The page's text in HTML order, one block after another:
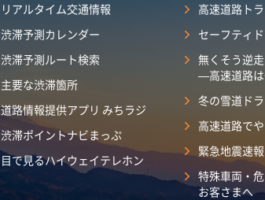
リアルタイム交通情報
渋滞予測カレンダー
渋滞予測ルート検索
主要な渋滞箇所
道路情報提供アプリ みちラジ
渋滞ポイントナビまっぷ
目で見るハイウェイテレホン
高速道路ト
セーフティ
無くそう逆走
―高速道路
冬の雪道ド
高速道路で
緊急地震速
特殊車両・
お客さまへ